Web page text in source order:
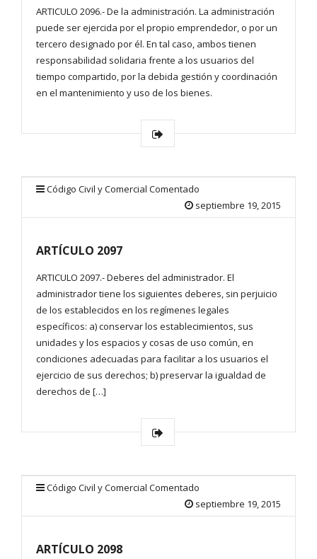
ARTICULO 2096.- De la administración. La administración
puede ser ejercida por el propio emprendedor, o por un
tercero designado por él. En tal caso, ambos tienen
responsabilidad solidaria frente a los usuarios del
tiempo compartido, por la debida gestión y coordinación
en el mantenimiento y uso de los bienes.
Código Civil y Comercial Comentado
septiembre 19, 2015
ARTÍCULO 2097
ARTICULO 2097.- Deberes del administrador. El
administrador tiene los siguientes deberes, sin perjuicio
de los establecidos en los regímenes legales
específicos: a) conservar los establecimientos, sus
unidades y los espacios y cosas de uso común, en
condiciones adecuadas para facilitar a los usuarios el
ejercicio de sus derechos; b) preservar la igualdad de
derechos de […]
Código Civil y Comercial Comentado
septiembre 19, 2015
ARTÍCULO 2098